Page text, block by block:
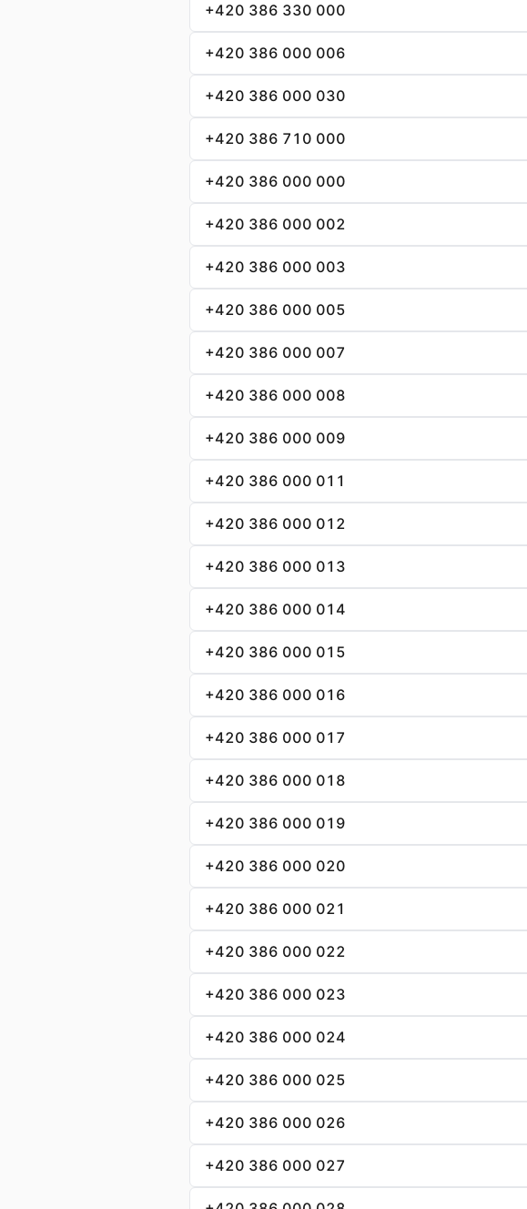
+420 386 330 000
+420 386 000 006
+420 386 000 030
+420 386 710 000
+420 386 000 000
+420 386 000 002
+420 386 000 003
+420 386 000 005
+420 386 000 007
+420 386 000 008
+420 386 000 009
+420 386 000 011
+420 386 000 012
+420 386 000 013
+420 386 000 014
+420 386 000 015
+420 386 000 016
+420 386 000 017
+420 386 000 018
+420 386 000 019
+420 386 000 020
+420 386 000 021
+420 386 000 022
+420 386 000 023
+420 386 000 024
+420 386 000 025
+420 386 000 026
+420 386 000 027